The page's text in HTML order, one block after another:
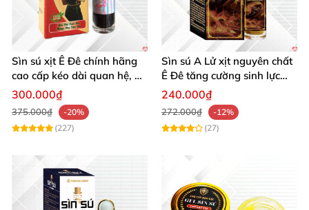
Sìn sú xịt Ê Đê chính hãng
cao cấp kéo dài quan hệ, an
toàn
300.000₫
375.000₫
-20%
(227)
Sìn sú A Lử xịt nguyên chất
Ê Đê tăng cường sinh lực
nam giới hiệu quả
240.000₫
272.000₫
-12%
(27)